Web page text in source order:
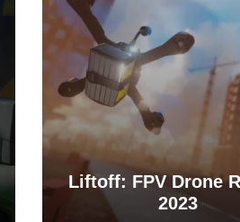
Liftoff: FPV Drone
2023